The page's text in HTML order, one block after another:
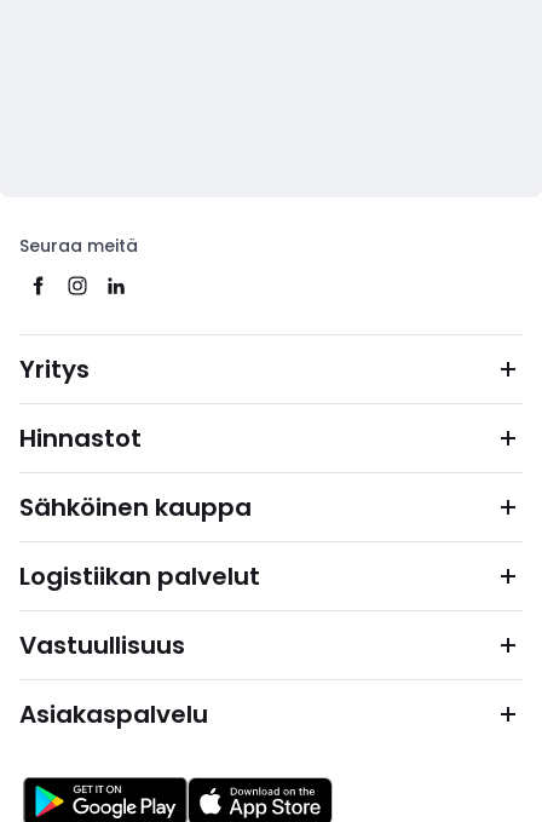
Seuraa meitä
Yritys
Hinnastot
Sähköinen kauppa
Logistiikan palvelut
Vastuullisuus
Asiakaspalvelu